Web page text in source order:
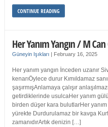
CONTINUE READING
Her Yanım Yangın / M
Güneyin Işıkları | February 16, 2025
Her yanım yangın İnceden uzanır
kenarıÖylece durur Kımıldamaz
şaşırmışAnlamaya çalışır
getirdiklerinde usulcaHer yanım
birden düşer kara bulutlarHer yanım
yürekte Durdurulamaz bir kavga
zamanıdırArtık denizin […]